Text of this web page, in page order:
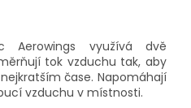
Aerowings využívá dvě
tok vzduchu tak, aby
čase. Napomáhají
vzduchu v místnosti.